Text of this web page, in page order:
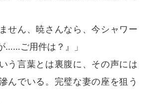
せん、暁さんなら、今シャワー
……ご用件は？』」
う言葉とは裏腹に、その声には
んでいる。完璧な妻の座を狙う